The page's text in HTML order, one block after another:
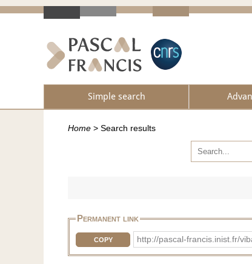
Simple search
Home > Search results
Permanent link
COPY http://pascal-francis.inist.fr/